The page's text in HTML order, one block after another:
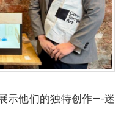
示他们的独特创作—-迷